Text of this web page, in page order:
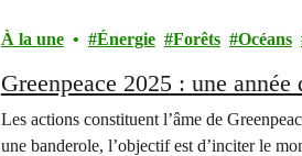
À la une Énergie Forêts Océans
Greenpeace 2025 : une année
Les actions constituent l’âme de
une banderole, l’objectif est d’inciter le